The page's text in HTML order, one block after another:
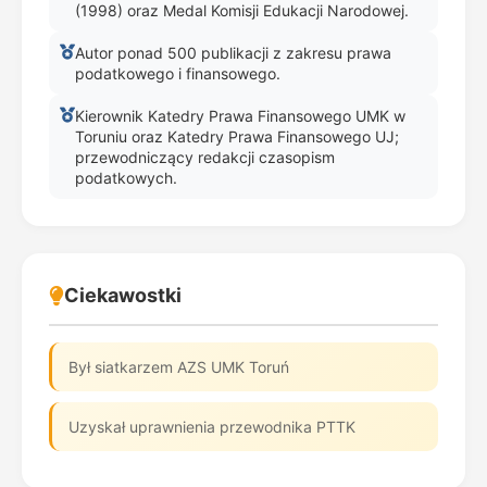
(1998) oraz Medal Komisji Edukacji Narodowej.
Autor ponad 500 publikacji z zakresu prawa
podatkowego i finansowego.
Kierownik Katedry Prawa Finansowego UMK w
Toruniu oraz Katedry Prawa Finansowego UJ;
przewodniczący redakcji czasopism
podatkowych.
Ciekawostki
Był siatkarzem AZS UMK Toruń
Uzyskał uprawnienia przewodnika PTTK